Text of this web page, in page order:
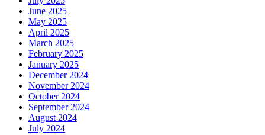
June 2025
May 2025
April 2025
March 2025
February 2025
January 2025
December 2024
November 2024
October 2024
September 2024
August 2024
July 2024